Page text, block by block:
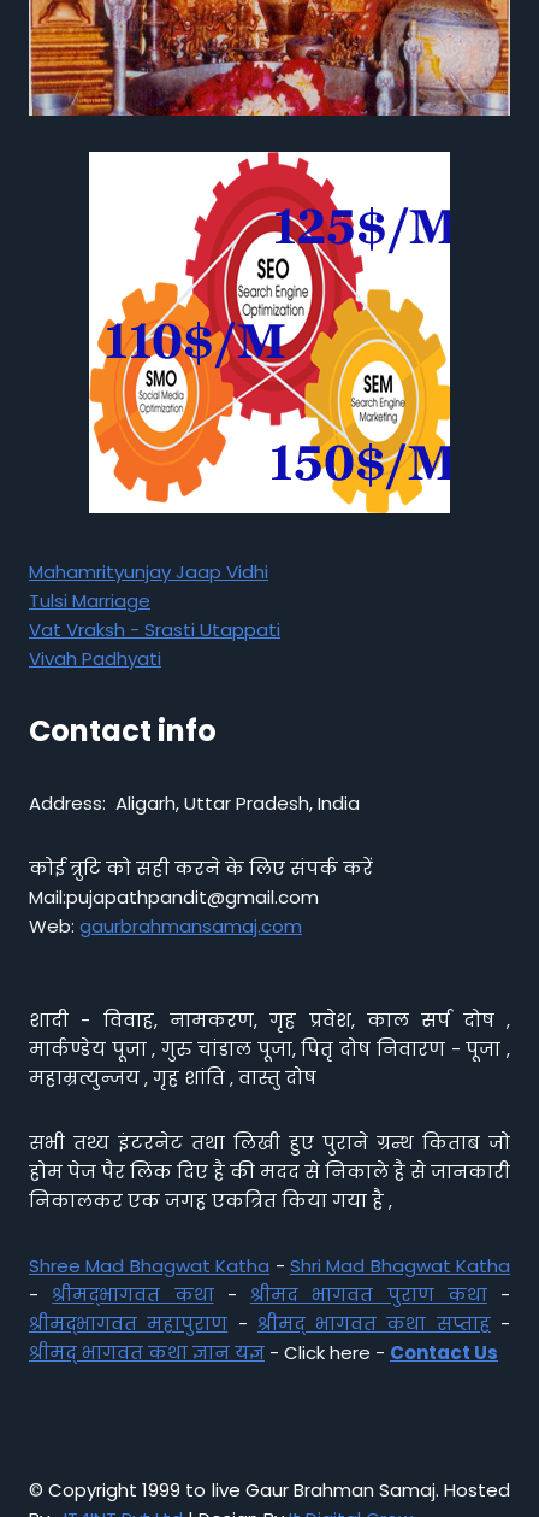
Mahamrityunjay Jaap Vidhi
Tulsi Marriage
Vat Vraksh - Srasti Utappati
Vivah Padhyati
Contact info
Address: Aligarh, Uttar Pradesh, India
कोई त्रुटि को सही करने के लिए संपर्क करें
Mail:pujapathpandit@gmail.com
Web: gaurbrahmansamaj.com
शादी - विवाह, नामकरण, गृह प्रवेश, काल सर्प दोष ,
मार्कण्डेय पूजा , गुरु चांडाल पूजा, पितृ दोष निवारण - पूजा ,
महाम्रत्युन्जय , गृह शांति , वास्तु दोष
सभी तथ्य इंटरनेट तथा लिखी हुए पुराने ग्रन्थ किताब जो
होम पेज पैर लिंक दिए है की मदद से निकाले है से जानकारी
निकालकर एक जगह एकत्रित किया गया है ,
Shree Mad Bhagwat Katha - Shri Mad Bhagwat Katha
- श्रीमद्भागवत कथा- श्रीमद भागवत पुराण कथा-
श्रीमद्भागवत महापुराण - श्रीमद् भागवत कथा सप्ताह-
श्रीमद् भागवत कथा ज्ञान यज्ञ - Click here - Contact Us
© Copyright 1999 to live Gaur Brahman Samaj. Hosted